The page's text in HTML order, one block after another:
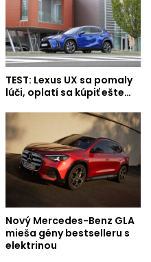
TEST: Lexus UX sa pomaly
lúči, oplatí sa kúpiť ešte…
Nový Mercedes-Benz GLA
mieša gény bestselleru s
elektrinou